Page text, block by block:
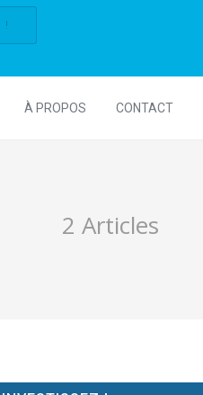
À PROPOS CONTACT
2 Articles